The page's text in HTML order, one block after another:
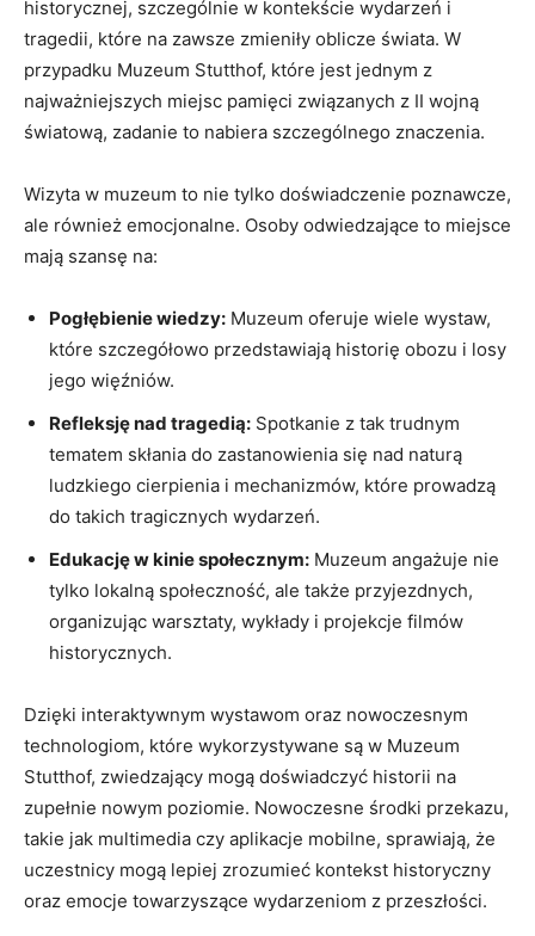
historycznej, szczególnie w kontekście wydarzeń⁣ i
tragedii, ⁤które na zawsze zmieniły oblicze świata. ⁤W
przypadku Muzeum Stutthof, ⁤które jest jednym ‍z
najważniejszych miejsc‌ pamięci związanych⁣ z II​ wojną
światową, zadanie to nabiera szczególnego znaczenia.
Wizyta‌ w ‍muzeum to nie ⁤tylko ⁤doświadczenie ​poznawcze,
ale również emocjonalne. Osoby odwiedzające to miejsce
‍mają ‌szansę⁢ na:
Pogłębienie wiedzy: ‍Muzeum oferuje wiele ‍wystaw,⁢
które szczegółowo przedstawiają historię‌ obozu i losy‌
jego więźniów.
Refleksję‌ nad tragedią: Spotkanie z‌ tak trudnym
tematem ‍skłania do zastanowienia się nad naturą⁤
ludzkiego cierpienia i mechanizmów, ‍które prowadzą
⁣do takich ⁣tragicznych wydarzeń.
Edukację w kinie społecznym: ‌Muzeum angażuje nie‍
tylko lokalną‌ społeczność, ale także przyjezdnych,
organizując​ warsztaty, wykłady i projekcje filmów
historycznych.
Dzięki interaktywnym ⁤wystawom oraz nowoczesnym​
technologiom, które ‍wykorzystywane‍ są‍ w Muzeum⁢
Stutthof, zwiedzający‍ mogą⁢ doświadczyć historii na
zupełnie ⁣nowym poziomie. Nowoczesne​ środki przekazu,
takie ⁤jak ‍multimedia czy aplikacje ‌mobilne, ⁢sprawiają, ⁢że
uczestnicy ⁤mogą ‌lepiej‍ zrozumieć ‍kontekst historyczny
oraz emocje towarzyszące wydarzeniom z⁣ przeszłości.